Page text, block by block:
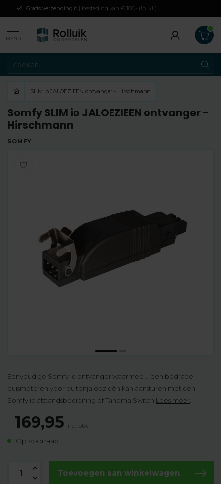
Gratis verzending bij besteding van € 100,- (in NL)
MENU
SLIM io JALOEZIEEN ontvanger - Hirschmann
Somfy SLIM io JALOEZIEEN ontvanger -
Hirschmann
SOMFY
Eenvoudige Somfy io ontvanger waarmee u een bedrade
buismotoren voor buitenjaloezieën kan aansturen met een
Somfy io afstandsbediening of Tahoma Switch Lees meer
169,95 Incl. btw
Op voorraad
Toevoegen aan winkelwagen